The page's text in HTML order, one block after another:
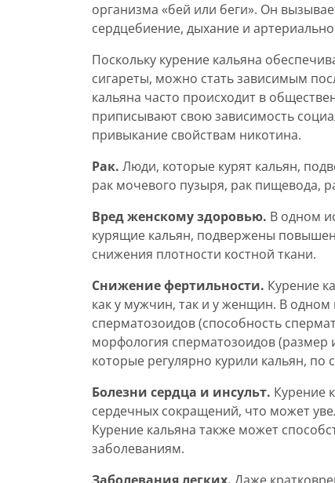
организма «бей или беги». Он
сердцебиение, дыхание и
Поскольку курение кальяна
сигареты, можно стать зависимым
кальяна часто происходит в
приписывают свою зависимость
привыкание свойствам никотина.
Рак. Люди, которые курят кальян,
рак мочевого пузыря, рак пищевода,
Вред женскому здоровью. В одном
курящие кальян, подвержены
снижения плотности костной ткани.
Снижение фертильности. Курение
как у мужчин, так и у женщин. В
сперматозоидов (способность
морфология сперматозоидов
которые регулярно курили кальян,
Болезни сердца и инсульт. Курение
сердечных сокращений, что может
Курение кальяна также может
заболеваниям.